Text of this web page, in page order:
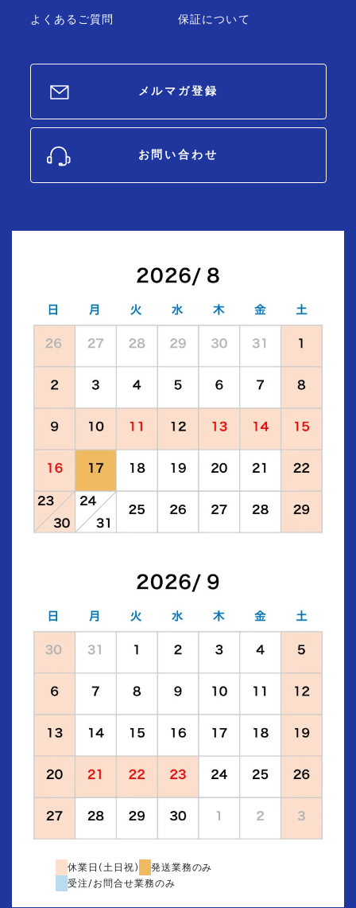
よくあるご質問
保証について
メルマガ登録
お問い合わせ
休業日(土日祝)
発送業務のみ
受注/お問合せ業務のみ